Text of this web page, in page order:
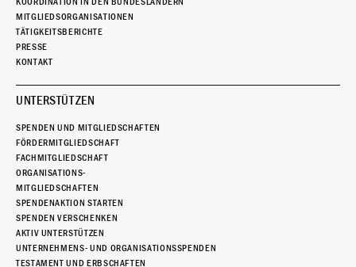
MITGLIEDSORGANISATIONEN
TÄTIGKEITSBERICHTE
PRESSE
KONTAKT
UNTERSTÜTZEN
SPENDEN UND MITGLIEDSCHAFTEN
FÖRDERMITGLIEDSCHAFT
FACHMITGLIEDSCHAFT
ORGANISATIONS-
MITGLIEDSCHAFTEN
SPENDENAKTION STARTEN
SPENDEN VERSCHENKEN
AKTIV UNTERSTÜTZEN
UNTERNEHMENS- UND ORGANISATIONSSPENDEN
TESTAMENT UND ERBSCHAFTEN